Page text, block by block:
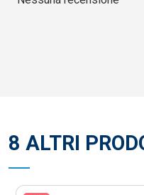
8 ALTRI